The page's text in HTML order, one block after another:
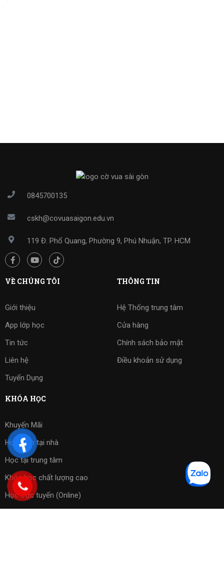
0845700135
cskh@covuasaigon.edu.vn
119 Đ. Phổ Quang, Phường 9, Phú Nhuận, TP. HCM
VỀ CHÚNG TÔI
Giới thiệu
App lớp học
Tin tức
Liên hệ
Tuyển Dụng
THÔNG TIN
Hệ Thống trung tâm
Cửa hàng
Chính sách bảo mật
Điều khoản sử dụng
KHÓA HỌC
Khuyến Mãi
Học kèm tại nhà
Học tại trung tâm
Khóa học chất lượng cao
Học trực tuyến (Online)